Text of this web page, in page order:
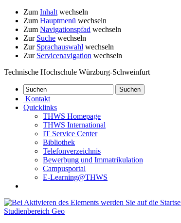
Zum Inhalt wechseln
Zum Hauptmenü wechseln
Zum Navigationspfad wechseln
Zur Suche wechseln
Zur Sprachauswahl wechseln
Zur Servicenavigation wechseln
Technische Hochschule Würzburg-Schweinfurt
Kontakt
Quicklinks
THWS Homepage
THWS International
IT Service Center
Bibliothek
Telefonverzeichnis
Bewerbung und Immatrikulation
Campusportal
E-Learning@THWS
Studienbereich Geo